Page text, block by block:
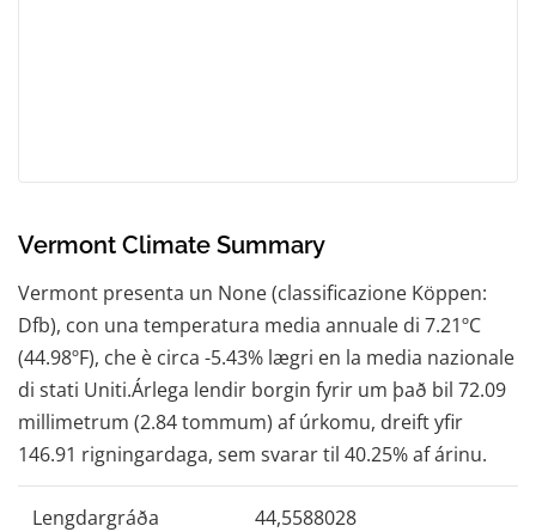
Vermont Climate Summary
Vermont presenta un None (classificazione Köppen:
Dfb), con una temperatura media annuale di 7.21ºC
(44.98ºF), che è circa -5.43% lægri en la media nazionale
di stati Uniti.Árlega lendir borgin fyrir um það bil 72.09
millimetrum (2.84 tommum) af úrkomu, dreift yfir
146.91 rigningardaga, sem svarar til 40.25% af árinu.
Lengdargráða 44,5588028